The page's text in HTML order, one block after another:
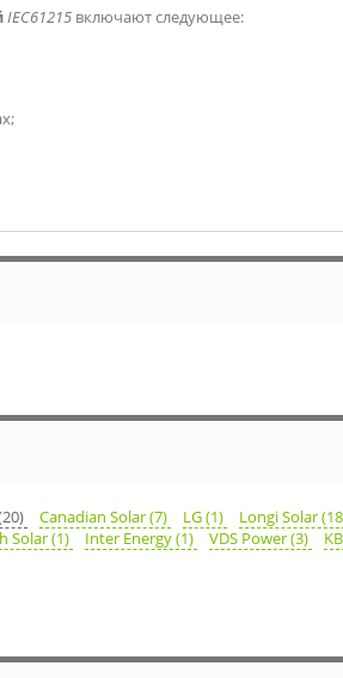
IEC61215 включают следующее:
Canadian Solar (7) LG (1) Longi Solar
Solar (1) Inter Energy (1) VDS Power (3)